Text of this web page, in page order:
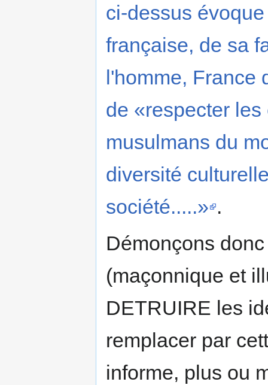
ci-dessus
française, de sa
l'homme, France
de «respecter
musulmans du
diversité
société.....» .
Démonçons
(maçonnique et
DETRUIRE les
remplacer par
informe, plus ou